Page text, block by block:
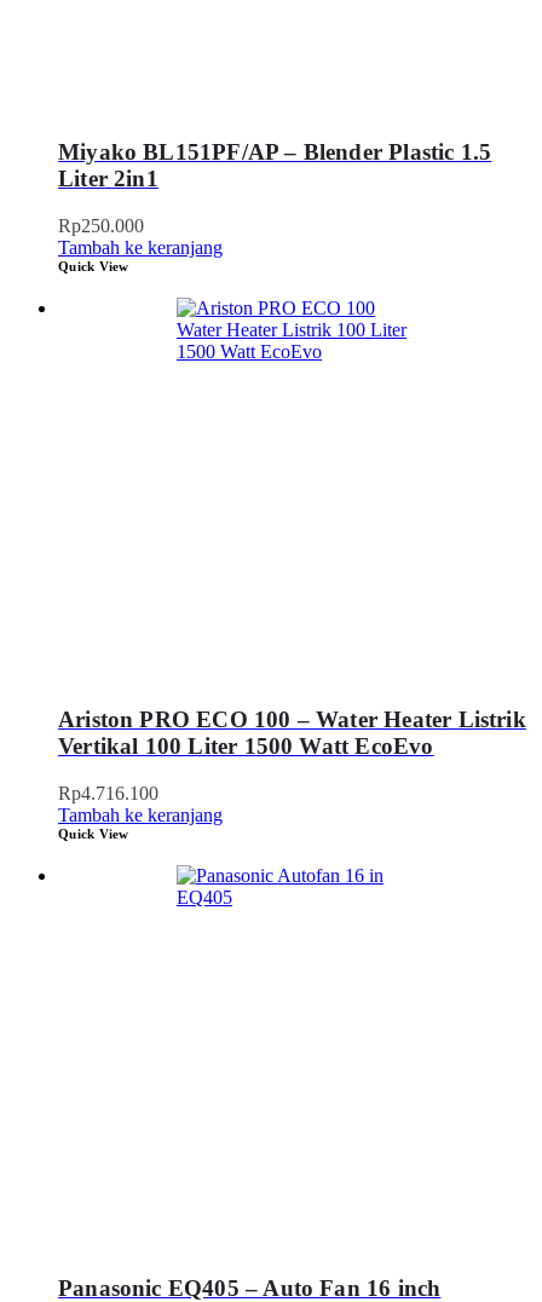
Miyako BL151PF/AP – Blender Plastic 1.5
Liter 2in1
Rp250.000
Tambah ke keranjang
Quick View
Ariston PRO ECO 100 – Water Heater Listrik
Vertikal 100 Liter 1500 Watt EcoEvo
Rp4.716.100
Tambah ke keranjang
Quick View
Panasonic EQ405 – Auto Fan 16 inch